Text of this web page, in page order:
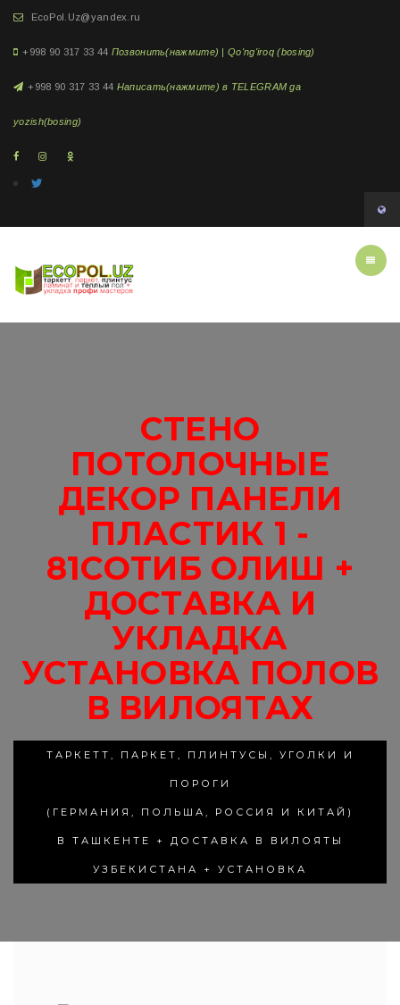
EcoPol.Uz@yandex.ru
+998 90 317 33 44 Позвонить(нажмите) | Qo'ng'iroq (bosing)
+998 90 317 33 44 Написать(нажмите) в TELEGRAM ga
yozish(bosing)
СТЕНО
ПОТОЛОЧНЫЕ
ДЕКОР ПАНЕЛИ
ПЛАСТИК 1 -
81СОТИБ ОЛИШ +
ДОСТАВКА И
УКЛАДКА
УСТАНОВКА ПОЛОВ
В ВИЛОЯТАХ
ТАРКЕТТ, ПАРКЕТ, ПЛИНТУСЫ, УГОЛКИ И
ПОРОГИ
(ГЕРМАНИЯ, ПОЛЬША, РОССИЯ И КИТАЙ)
В ТАШКЕНТЕ + ДОСТАВКА В ВИЛОЯТЫ
УЗБЕКИСТАНА + УСТАНОВКА